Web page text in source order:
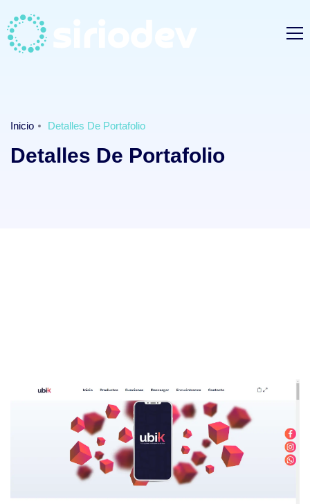
Inicio Detalles De Portafolio
Detalles De Portafolio